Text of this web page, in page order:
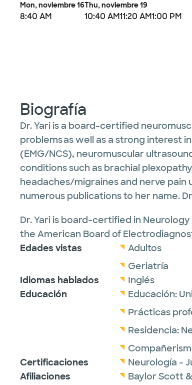
Mon, noviembre 16
8:40 AM
Thu, noviembre 19
10:40 AM11:20 AM1:00 PM
Biografía
Dr. Yari is a board-certified
problems as well as a strong interest
(EMG/NCS), neuromuscular
conditions such as brachial
headaches/migraines and nerve
numerous publications to her name.
Dr. Yari is board-certified in
the American Board of
Edades vistas
Adultos
Geriatría
Idiomas hablados
Inglés
Educación
Educación:
Prácticas
Residencia:
Certificaciones
Neurología -
Afiliaciones
Baylor Scott